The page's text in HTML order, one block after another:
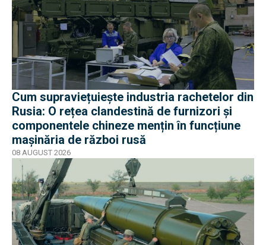
Cum supraviețuiește industria rachetelor din
Rusia: O rețea clandestină de furnizori și
componentele chineze mențin în funcțiune
mașinăria de război rusă
08 AUGUST 2026